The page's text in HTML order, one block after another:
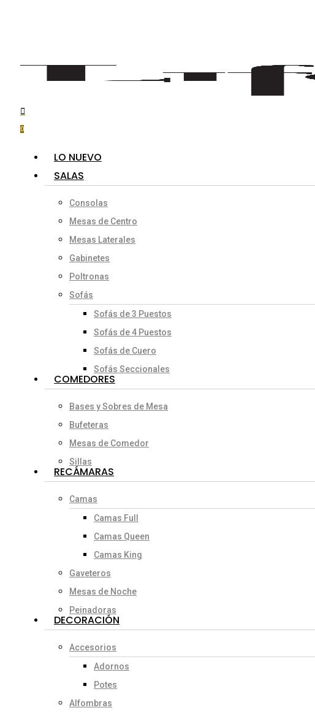
content
search
account
0
LO NUEVO
SALAS
Consolas
Mesas de Centro
Mesas Laterales
Gabinetes
Poltronas
Sofás
Sofás de 3 Puestos
Sofás de 4 Puestos
Sofás de Cuero
Sofás Seccionales
COMEDORES
Bases y Sobres de Mesa
Bufeteras
Mesas de Comedor
Sillas
RECÁMARAS
Camas
Camas Full
Camas Queen
Camas King
Gaveteros
Mesas de Noche
Peinadoras
DECORACIÓN
Accesorios
Adornos
Potes
Alfombras